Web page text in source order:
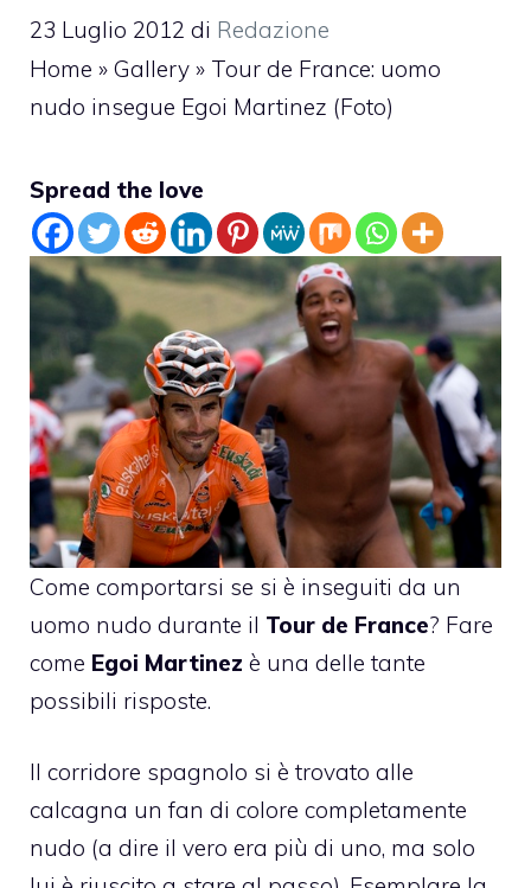
23 Luglio 2012 di Redazione
Home » Gallery » Tour de France: uomo
nudo insegue Egoi Martinez (Foto)
Spread the love
Come comportarsi se si è inseguiti da un
uomo nudo durante il Tour de France? Fare
come Egoi Martinez è una delle tante
possibili risposte.
Il corridore spagnolo si è trovato alle
calcagna un fan di colore completamente
nudo (a dire il vero era più di uno, ma solo